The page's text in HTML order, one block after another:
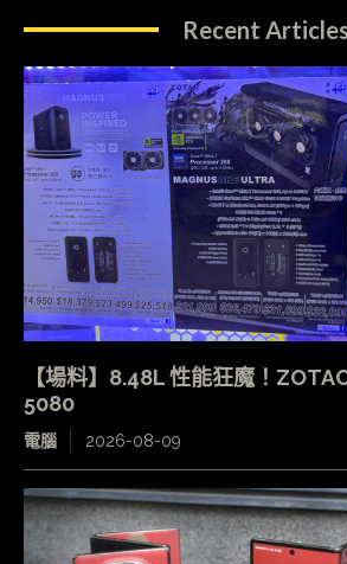
Recent
【場料】8.48L 性能狂魔！
5080
電腦 2026-08-09